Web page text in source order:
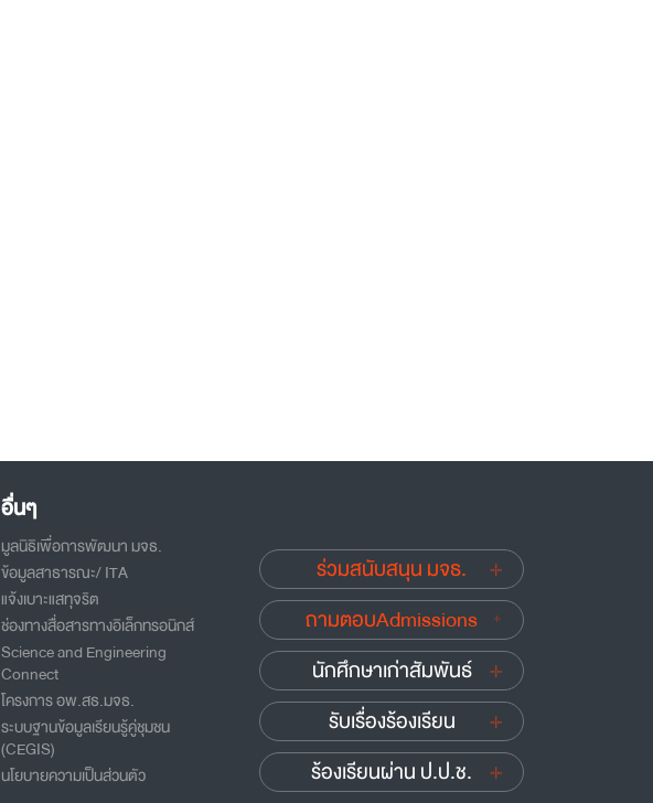
อื่นๆ
มูลนิธิเพื่อการพัฒนา มจธ.
ข้อมูลสาธารณะ/ ITA
แจ้งเบาะแสทุจริต
ช่องทางสื่อสารทางอิเล็กทรอนิกส์
Science and Engineering
Connect
โครงการ อพ.สธ.มจธ.
ระบบฐานข้อมูลเรียนรู้คู่ชุมชน
(CEGIS)
นโยบายความเป็นส่วนตัว
ร่วมสนับสนุน มจธ.
ถามตอบAdmissions
นักศึกษาเก่าสัมพันธ์
รับเรื่องร้องเรียน
ร้องเรียนผ่าน ป.ป.ช.